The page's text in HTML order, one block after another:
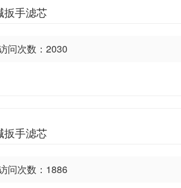
扳手滤芯
问次数：2030
扳手滤芯
问次数：1886